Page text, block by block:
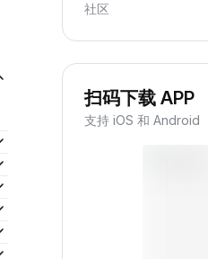
社区
扫码下载 APP
支持 iOS 和 Android